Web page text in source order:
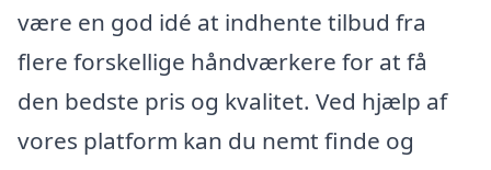
være en god idé at indhente tilbud fra
flere forskellige håndværkere for at få
den bedste pris og kvalitet. Ved hjælp af
vores platform kan du nemt finde og